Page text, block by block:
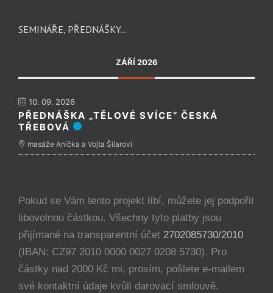
SEMINÁŘE, PŘEDNÁŠKY…
ZÁŘÍ 2026
10. 09. 2026
PŘEDNÁŠKA „TĚLOVÉ SVÍCE“ ČESKÁ
TŘEBOVÁ
masáže Anička a Vojta Šilarovi
Pokud se Vám tento projekt líbí, můžete jej podpořit
libovolnou částkou. Všechny tyto platby jsou
přijímané na transparentní účet 2702085730/2010
(IBAN: CZ97 2010 0000 0027 0208 5730). Pro
částky nad 2000 Kč mi, prosím, pošlete e-mailem
své kontaktní údaje kvůli darovací smlouvě.